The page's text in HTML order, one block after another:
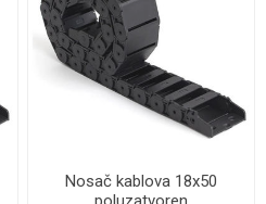
Nosač kablova 18x50